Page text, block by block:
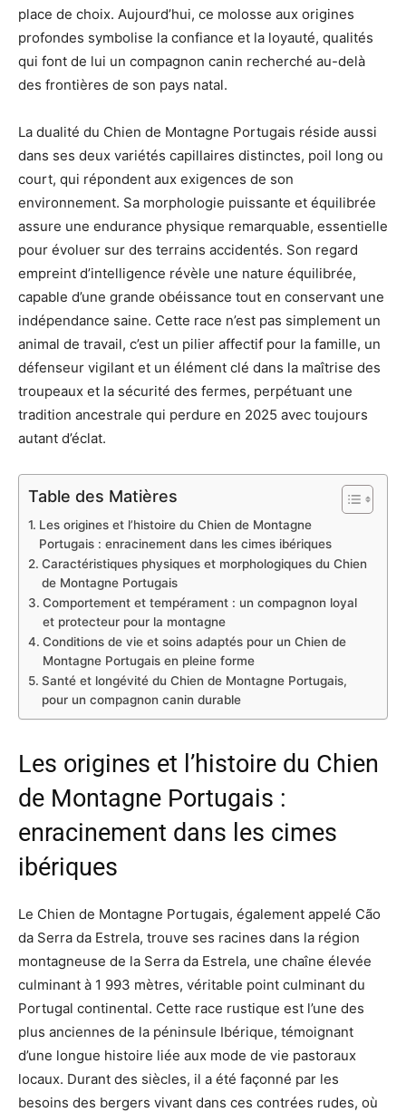
place de choix. Aujourd’hui, ce molosse aux origines
profondes symbolise la confiance et la loyauté, qualités
qui font de lui un compagnon canin recherché au-delà
des frontières de son pays natal.
La dualité du Chien de Montagne Portugais réside aussi
dans ses deux variétés capillaires distinctes, poil long ou
court, qui répondent aux exigences de son
environnement. Sa morphologie puissante et équilibrée
assure une endurance physique remarquable, essentielle
pour évoluer sur des terrains accidentés. Son regard
empreint d’intelligence révèle une nature équilibrée,
capable d’une grande obéissance tout en conservant une
indépendance saine. Cette race n’est pas simplement un
animal de travail, c’est un pilier affectif pour la famille, un
défenseur vigilant et un élément clé dans la maîtrise des
troupeaux et la sécurité des fermes, perpétuant une
tradition ancestrale qui perdure en 2025 avec toujours
autant d’éclat.
Table des Matières
Les origines et l’histoire du Chien de Montagne
Portugais : enracinement dans les cimes ibériques
Caractéristiques physiques et morphologiques du Chien
de Montagne Portugais
Comportement et tempérament : un compagnon loyal
et protecteur pour la montagne
Conditions de vie et soins adaptés pour un Chien de
Montagne Portugais en pleine forme
Santé et longévité du Chien de Montagne Portugais,
pour un compagnon canin durable
Les origines et l’histoire du Chien
de Montagne Portugais :
enracinement dans les cimes
ibériques
Le Chien de Montagne Portugais, également appelé Cão
da Serra da Estrela, trouve ses racines dans la région
montagneuse de la Serra da Estrela, une chaîne élevée
culminant à 1 993 mètres, véritable point culminant du
Portugal continental. Cette race rustique est l’une des
plus anciennes de la péninsule Ibérique, témoignant
d’une longue histoire liée aux mode de vie pastoraux
locaux. Durant des siècles, il a été façonné par les
besoins des bergers vivant dans ces contrées rudes, où